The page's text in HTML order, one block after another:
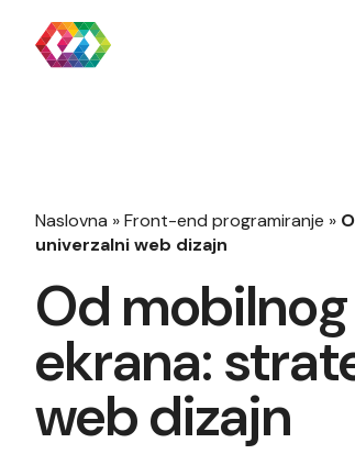
Naslovna »Front-end programiranje »
univerzalni web dizajn
Od
ekrana:
web dizajn